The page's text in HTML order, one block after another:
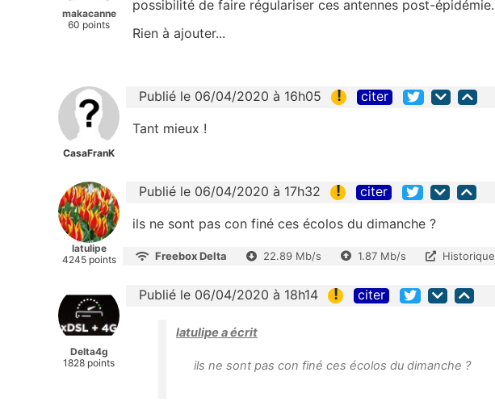
makacanne
60 points
possibilité de faire régulariser ces antennes post-épidémie.
Rien à ajouter...
CasaFranK
Publié le 06/04/2020 à 16h05 ! citer
Tant mieux !
latulipe
4245 points
Publié le 06/04/2020 à 17h32 ! citer
ils ne sont pas con finé ces écolos du dimanche ?
Freebox Delta 22.89 Mb/s 1.87 Mb/s Historique
Delta4g
1828 points
Publié le 06/04/2020 à 18h14 ! citer
latulipe a écrit
ils ne sont pas con finé ces écolos du dimanche ?